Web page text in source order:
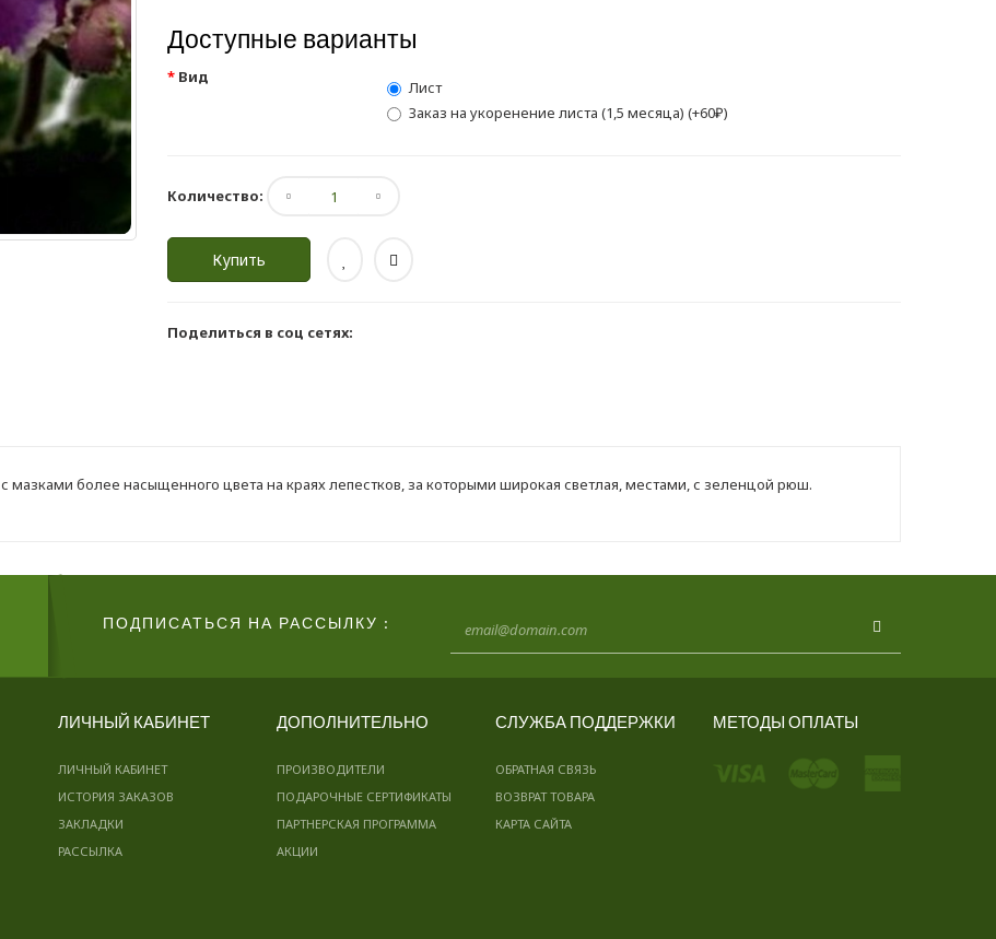
Доступные варианты
Вид
Лист
Заказ на укоренение листа (1,5 месяца) (+60₽)
Количество:
Купить
Поделиться в соц сетях:
более насыщенного цвета на краях лепестков, за которыми широкая светлая, местами, с зеленцой рюш.
ПОДПИСАТЬСЯ НА РАССЫЛКУ :
ЛИЧНЫЙ КАБИНЕТ
ЛИЧНЫЙ КАБИНЕТ
ИСТОРИЯ ЗАКАЗОВ
ЗАКЛАДКИ
РАССЫЛКА
ДОПОЛНИТЕЛЬНО
ПРОИЗВОДИТЕЛИ
ПОДАРОЧНЫЕ СЕРТИФИКАТЫ
ПАРТНЕРСКАЯ ПРОГРАММА
АКЦИИ
СЛУЖБА ПОДДЕРЖКИ
ОБРАТНАЯ СВЯЗЬ
ВОЗВРАТ ТОВАРА
КАРТА САЙТА
МЕТОДЫ ОПЛАТЫ